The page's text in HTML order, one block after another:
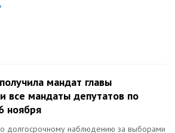
мандат главы
все мандаты депутатов по
ноября
долгосрочному наблюдению за выборами